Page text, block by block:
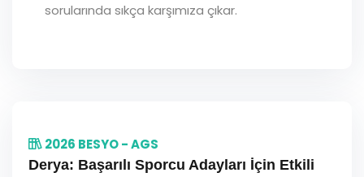
sorularında sıkça karşımıza çıkar.
2026 BESYO - AGS
Derya: Başarılı Sporcu Adayları İçin Etkili